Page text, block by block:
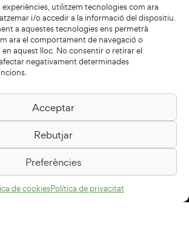
experiències, utilitzem tecnologies com ara
i/o accedir a la informació del dispositiu.
a aquestes tecnologies ens permetrà
ara el comportament de navegació o
aquest lloc. No consentir o retirar el
negativament determinades
Acceptar
Rebutjar
Preferències
de cookiesPolítica de privacitat
Bayés
1